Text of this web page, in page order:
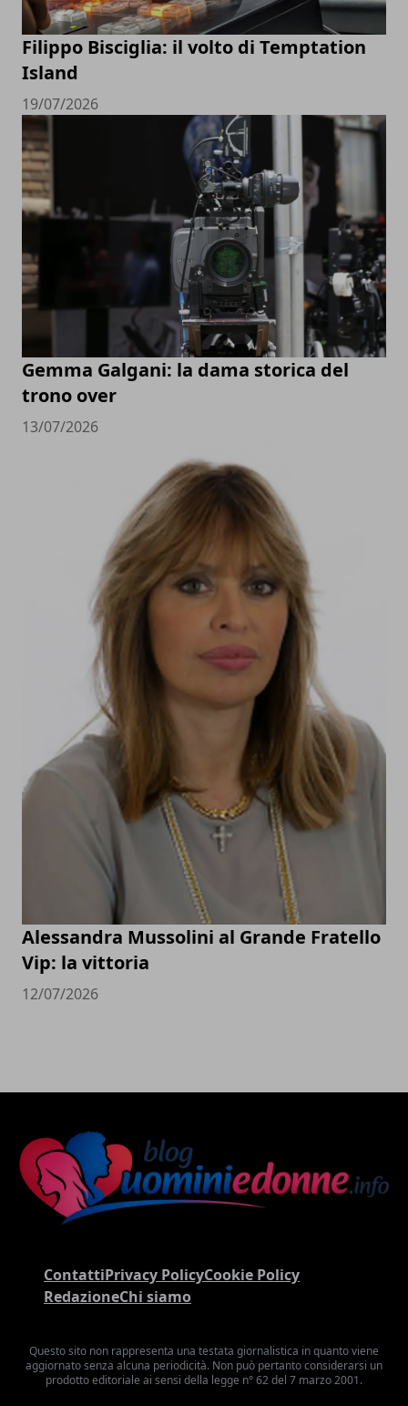
Filippo Bisciglia: il volto di Temptation
Island
19/07/2026
Gemma Galgani: la dama storica del
trono over
13/07/2026
Alessandra Mussolini al Grande Fratello
Vip: la vittoria
12/07/2026
ContattiPrivacy PolicyCookie Policy
RedazioneChi siamo
Questo sito non rappresenta una testata giornalistica in quanto viene
aggiornato senza alcuna periodicità. Non può pertanto considerarsi un
prodotto editoriale ai sensi della legge n° 62 del 7 marzo 2001.